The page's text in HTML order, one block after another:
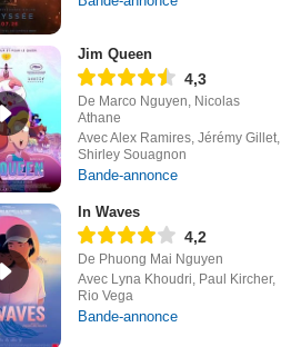
Jim Queen
4,3
De Marco Nguyen, Nicolas
Athane
Avec Alex Ramires, Jérémy Gillet,
Shirley Souagnon
Bande-annonce
In Waves
4,2
De Phuong Mai Nguyen
Avec Lyna Khoudri, Paul Kircher,
Rio Vega
Bande-annonce